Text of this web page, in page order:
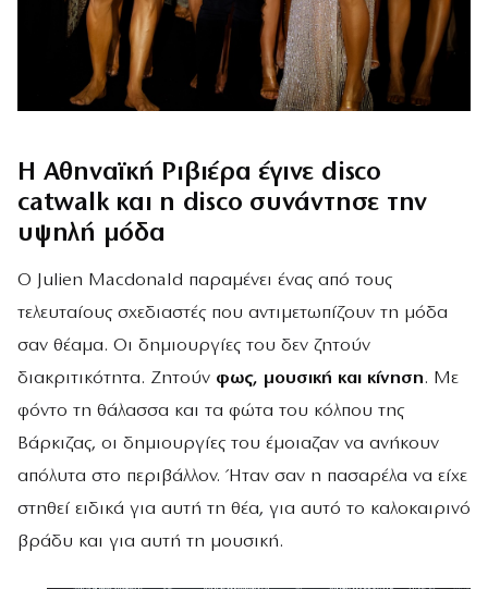
Η Αθηναϊκή Ριβιέρα έγινε disco
catwalk και η disco συνάντησε την
υψηλή μόδα
Ο Julien Macdonald παραμένει ένας από τους
τελευταίους σχεδιαστές που αντιμετωπίζουν τη μόδα
σαν θέαμα. Οι δημιουργίες του δεν ζητούν
διακριτικότητα. Ζητούν φως, μουσική και κίνηση. Με
φόντο τη θάλασσα και τα φώτα του κόλπου της
Βάρκιζας, οι δημιουργίες του έμοιαζαν να ανήκουν
απόλυτα στο περιβάλλον. Ήταν σαν η πασαρέλα να είχε
στηθεί ειδικά για αυτή τη θέα, για αυτό το καλοκαιρινό
βράδυ και για αυτή τη μουσική.